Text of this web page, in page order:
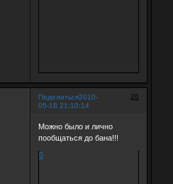
Поделиться 26
2010-
05-18 21:10:14
Можно было и лично
пообщаться до бана!!!
0